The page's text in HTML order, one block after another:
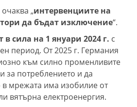
„интервенциите на
да бъдат изключение“.
сила на 1 януари 2024 г. с
период. От 2025 г. Германия
към силно променливите
за потреблението и да
в мрежата има изобилие от
вятърна електроенергия.